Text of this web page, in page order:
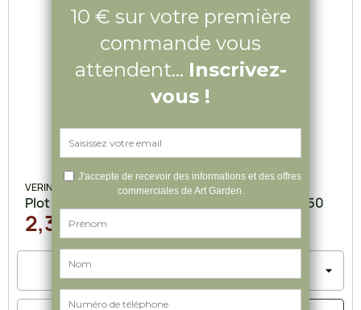
VERINDAL
Plot lambourde réglable de 160 à 230 mm - B150
2,30 €